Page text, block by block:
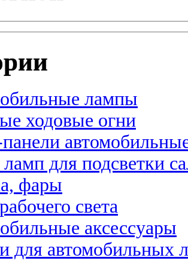
лампы
ходовые огни
для подсветки
фары
света
аксессуары
для автомобильных